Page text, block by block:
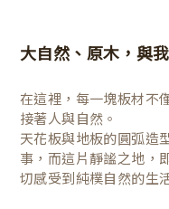
大自然、原木，與
在這裡，每一塊板材不
接著人與自然。
天花板與地板的圓弧造
事，而這片靜謐之地，
切感受到純樸自然的生